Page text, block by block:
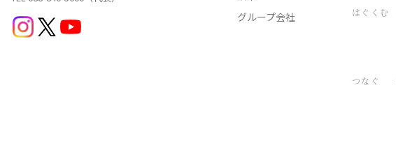
グループ会社
はぐくむ
つなぐ